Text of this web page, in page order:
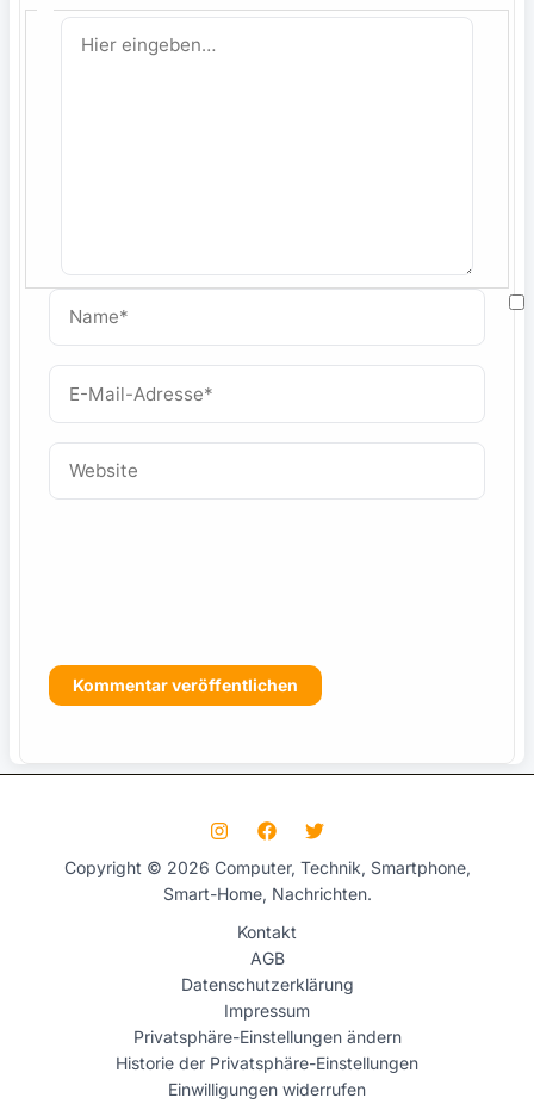
Hier
eingeben…
Name*
Adresse*
Website
Copyright © 2026 Computer, Technik, Smartphone,
Smart-Home, Nachrichten.
Kontakt
AGB
Datenschutzerklärung
Impressum
Privatsphäre-Einstellungen ändern
Historie der Privatsphäre-Einstellungen
Einwilligungen widerrufen